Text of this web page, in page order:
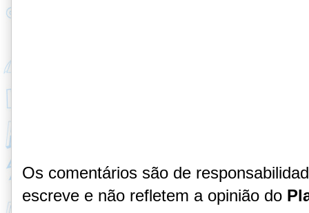
Os comentários são de
escreve e não refletem a opinião do